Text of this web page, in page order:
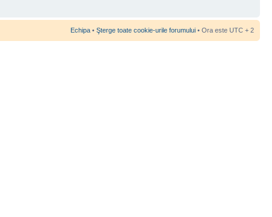
Echipa • Şterge toate cookie-urile forumului • Ora este UTC + 2